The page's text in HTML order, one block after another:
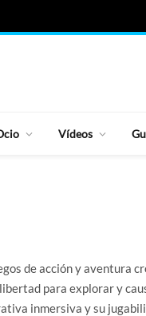
Vídeos
de acción y aventura
para explorar y
inmersiva y su